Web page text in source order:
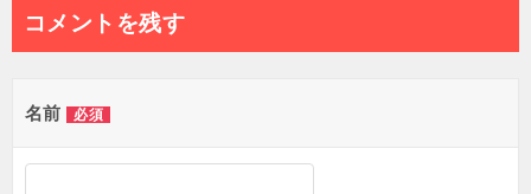
ナ
ビ
ゲ
コメントを残す
名前 必須